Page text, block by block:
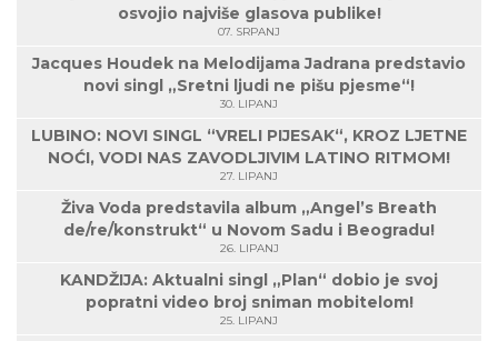
osvojio najviše glasova publike!
07. SRPANJ
Jacques Houdek na Melodijama Jadrana predstavio
novi singl „Sretni ljudi ne pišu pjesme“!
30. LIPANJ
LUBINO: NOVI SINGL “VRELI PIJESAK“, KROZ LJETNE
NOĆI, VODI NAS ZAVODLJIVIM LATINO RITMOM!
27. LIPANJ
Živa Voda predstavila album „Angel’s Breath
de/re/konstrukt“ u Novom Sadu i Beogradu!
26. LIPANJ
KANDŽIJA: Aktualni singl „Plan“ dobio je svoj
popratni video broj sniman mobitelom!
25. LIPANJ